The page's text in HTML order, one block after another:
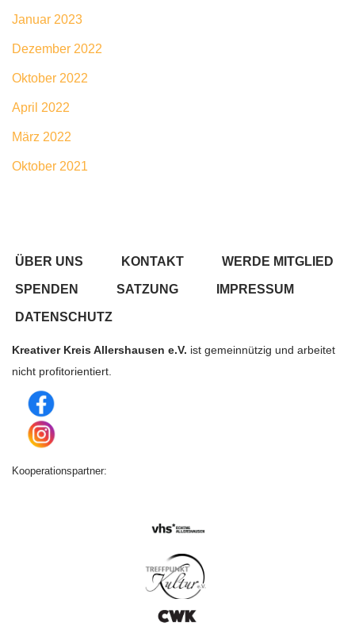
Januar 2023
Dezember 2022
Oktober 2022
April 2022
März 2022
Oktober 2021
ÜBER UNS KONTAKT WERDE MITGLIED
SPENDEN SATZUNG IMPRESSUM
DATENSCHUTZ
Kreativer Kreis Allershausen e.V. ist gemeinnützig und arbeitet
nicht profitorientiert.
Kooperationspartner: